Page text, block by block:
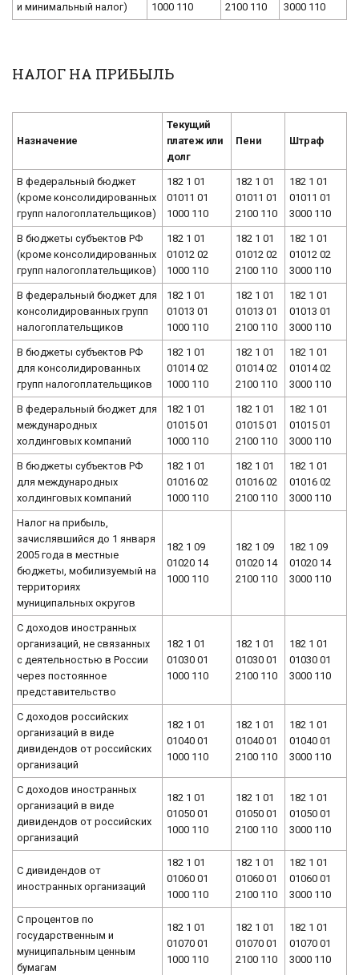
и минимальный налог)
1000 110
2100 110
3000 110
НАЛОГ НА ПРИБЫЛЬ
Назначение
Текущий
платеж или
долг
Пени Штраф
В федеральный бюджет
(кроме консолидированных
групп налогоплательщиков)
182 1 01
01011 01
1000 110
182 1 01
01011 01
2100 110
182 1 01
01011 01
3000 110
В бюджеты субъектов РФ
(кроме консолидированных
групп налогоплательщиков)
182 1 01
01012 02
1000 110
182 1 01
01012 02
2100 110
182 1 01
01012 02
3000 110
В федеральный бюджет для
консолидированных групп
налогоплательщиков
182 1 01
01013 01
1000 110
182 1 01
01013 01
2100 110
182 1 01
01013 01
3000 110
В бюджеты субъектов РФ
для консолидированных
групп налогоплательщиков
182 1 01
01014 02
1000 110
182 1 01
01014 02
2100 110
182 1 01
01014 02
3000 110
В федеральный бюджет для
международных
холдинговых компаний
182 1 01
01015 01
1000 110
182 1 01
01015 01
2100 110
182 1 01
01015 01
3000 110
В бюджеты субъектов РФ
для международных
холдинговых компаний
182 1 01
01016 02
1000 110
182 1 01
01016 02
2100 110
182 1 01
01016 02
3000 110
Налог на прибыль,
зачислявшийся до 1 января
2005 года в местные
бюджеты, мобилизуемый на
территориях
муниципальных округов
182 1 09
01020 14
1000 110
182 1 09
01020 14
2100 110
182 1 09
01020 14
3000 110
С доходов иностранных
организаций, не связанных
с деятельностью в России
через постоянное
представительство
182 1 01
01030 01
1000 110
182 1 01
01030 01
2100 110
182 1 01
01030 01
3000 110
С доходов российских
организаций в виде
дивидендов от российских
организаций
182 1 01
01040 01
1000 110
182 1 01
01040 01
2100 110
182 1 01
01040 01
3000 110
С доходов иностранных
организаций в виде
дивидендов от российских
организаций
182 1 01
01050 01
1000 110
182 1 01
01050 01
2100 110
182 1 01
01050 01
3000 110
С дивидендов от
иностранных организаций
182 1 01
01060 01
1000 110
182 1 01
01060 01
2100 110
182 1 01
01060 01
3000 110
С процентов по
государственным и
муниципальным ценным
бумагам
182 1 01
01070 01
1000 110
182 1 01
01070 01
2100 110
182 1 01
01070 01
3000 110